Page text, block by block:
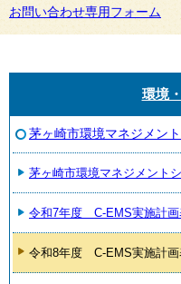
お問い合わせ専用フォーム
環境
茅ヶ崎市環境マネジメン
茅ヶ崎市環境マネジメント
令和7年度 C-EMS実施計画
令和8年度 C-EMS実施計画